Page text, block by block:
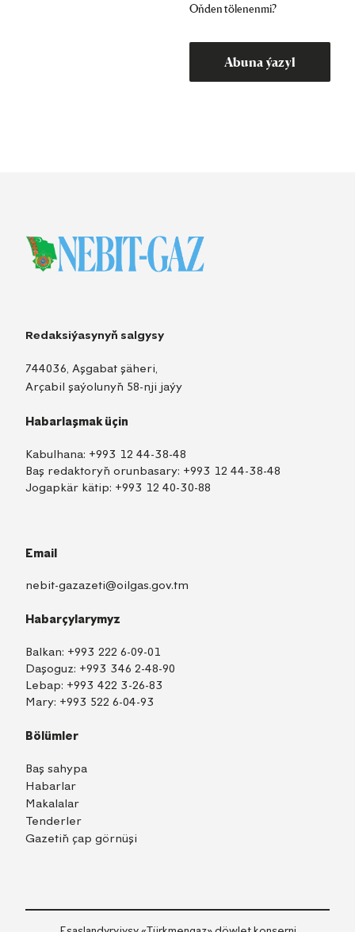
Oňden tölenenmi?
Abuna ýazyl
Redaksiýasynyň salgysy
744036, Aşgabat şäheri,
Arçabil şaýolunyň 58-nji jaýy
Habarlaşmak üçin
Kabulhana: +993 12 44-38-48
Baş redaktoryň orunbasary: +993 12 44-38-48
Jogapkär kätip: +993 12 40-30-88
Email
nebit-gazazeti@oilgas.gov.tm
Habarçylarymyz
Balkan: +993 222 6-09-01
Daşoguz: +993 346 2-48-90
Lebap: +993 422 3-26-83
Mary: +993 522 6-04-93
Bölümler
Baş sahypa
Habarlar
Makalalar
Tenderler
Gazetiň çap görnüşi